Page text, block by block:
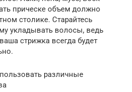
прическе объем должно
столике. Старайтесь
укладывать волосы, ведь
стрижка всегда будет
различные